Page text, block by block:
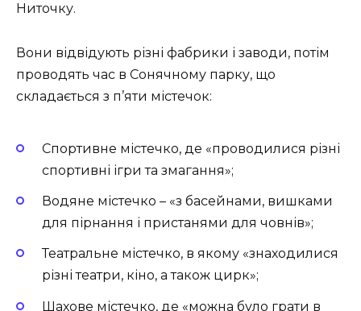
Ниточку.
Вони відвідують різні фабрики і заводи, потім
проводять час в Сонячному парку, що
складається з п’яти містечок:
Спортивне містечко, де «проводилися різні
спортивні ігри та змагання»;
Водяне містечко – «з басейнами, вишками
для пірнання і пристанями для човнів»;
Театральне містечко, в якому «знаходилися
різні театри, кіно, а також цирк»;
Шахове містечко, де «можна було грати в